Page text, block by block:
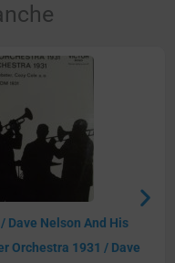
Dave Nelson And His
Orchestra 1931 / Dave